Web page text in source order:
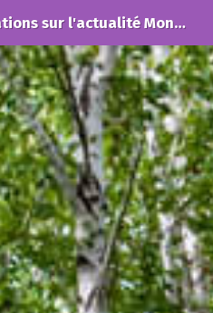
Voyances et Canalisations sur l'actualité Mondiale et les Alertes